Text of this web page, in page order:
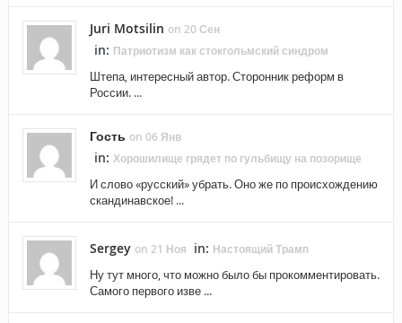
Juri Motsilin on 20 Сен
in: Патриотизм как стокгольмский синдром
Штепа, интересный автор. Сторонник реформ в
России. ...
Гость on 06 Янв
in: Хорошилище грядет по гульбищу на позорище
И слово «русский» убрать. Оно же по происхождению
скандинавское! ...
Sergey on 21 Ноя in: Настоящий Трамп
Ну тут много, что можно было бы прокомментировать.
Самого первого изве ...